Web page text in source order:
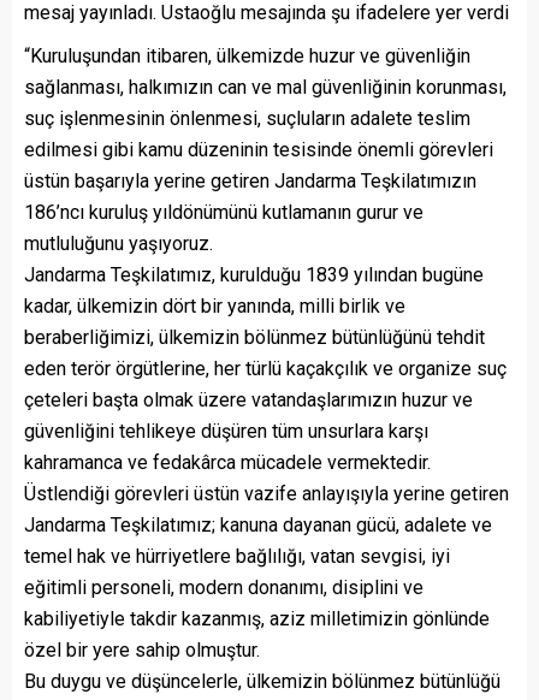
mesaj yayınladı. Ustaoğlu mesajında şu ifadelere yer verdi
“Kuruluşundan itibaren, ülkemizde huzur ve güvenliğin
sağlanması, halkımızın can ve mal güvenliğinin korunması,
suç işlenmesinin önlenmesi, suçluların adalete teslim
edilmesi gibi kamu düzeninin tesisinde önemli görevleri
üstün başarıyla yerine getiren Jandarma Teşkilatımızın
186’ncı kuruluş yıldönümünü kutlamanın gurur ve
mutluluğunu yaşıyoruz.
Jandarma Teşkilatımız, kurulduğu 1839 yılından bugüne
kadar, ülkemizin dört bir yanında, milli birlik ve
beraberliğimizi, ülkemizin bölünmez bütünlüğünü tehdit
eden terör örgütlerine, her türlü kaçakçılık ve organize suç
çeteleri başta olmak üzere vatandaşlarımızın huzur ve
güvenliğini tehlikeye düşüren tüm unsurlara karşı
kahramanca ve fedakârca mücadele vermektedir.
Üstlendiği görevleri üstün vazife anlayışıyla yerine getiren
Jandarma Teşkilatımız; kanuna dayanan gücü, adalete ve
temel hak ve hürriyetlere bağlılığı, vatan sevgisi, iyi
eğitimli personeli, modern donanımı, disiplini ve
kabiliyetiyle takdir kazanmış, aziz milletimizin gönlünde
özel bir yere sahip olmuştur.
Bu duygu ve düşüncelerle, ülkemizin bölünmez bütünlüğü